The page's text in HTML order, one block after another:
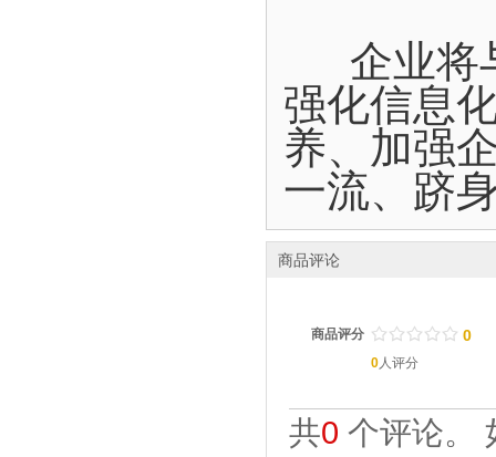
企业将
强化信息
养、加强
一流、跻
商品评论
商品评分 / / / / /
. . . . . 0
0人评分
共0 个评论。